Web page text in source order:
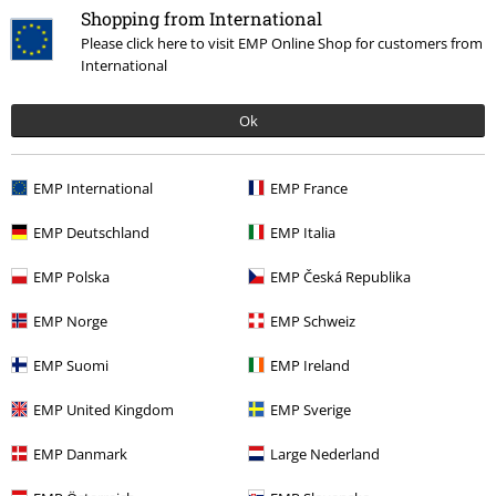
Shopping from International
Please click here to visit EMP Online Shop for customers from
International
Ok
EMP International EMP France
EMP Deutschland EMP Italia
EMP Polska EMP Česká Republika
EMP Norge EMP Schweiz
EMP Suomi EMP Ireland
EMP United Kingdom EMP Sverige
EMP Danmark Large Nederland
OMC Od€ 54,99
More categories. More options.